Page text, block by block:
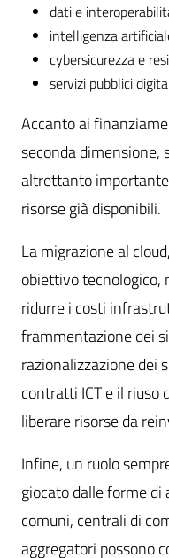
dati e
intelligenza
cybersicurezza e
servizi pubblici
Accanto ai
seconda dimensione,
altrettanto
risorse già disponibili.
La migrazione al
obiettivo tecnologico,
ridurre i costi
frammentazione dei
razionalizzazione dei
contratti ICT e il riuso
liberare risorse da
Infine, un ruolo
giocato dalle forme
comuni, centrali di
aggregatori possono